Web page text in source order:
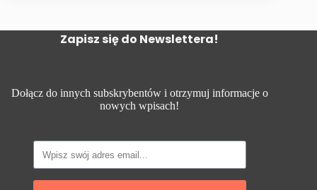
Zapisz się do Newslettera!
Dołącz do innych subskrybentów i otrzymuj informacje o
nowych wpisach!